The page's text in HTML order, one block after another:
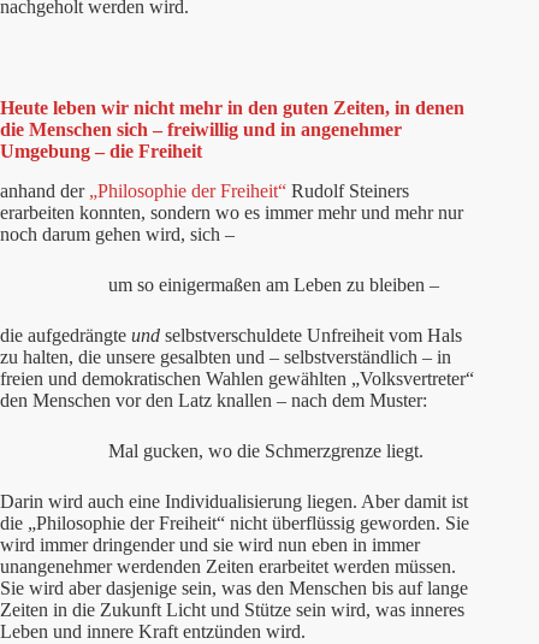
nachgeholt werden wird.
Heute leben wir nicht mehr in den guten Zeiten, in denen
die Menschen sich – freiwillig und in angenehmer
Umgebung – die Freiheit
anhand der „Philosophie der Freiheit“ Rudolf Steiners
erarbeiten konnten, sondern wo es immer mehr und mehr nur
noch darum gehen wird, sich –
um so einigermaßen am Leben zu bleiben –
die aufgedrängte und selbstverschuldete Unfreiheit vom Hals
zu halten, die unsere gesalbten und – selbstverständlich – in
freien und demokratischen Wahlen gewählten „Volksvertreter“
den Menschen vor den Latz knallen – nach dem Muster:
Mal gucken, wo die Schmerzgrenze liegt.
Darin wird auch eine Individualisierung liegen. Aber damit ist
die „Philosophie der Freiheit“ nicht überflüssig geworden. Sie
wird immer dringender und sie wird nun eben in immer
unangenehmer werdenden Zeiten erarbeitet werden müssen.
Sie wird aber dasjenige sein, was den Menschen bis auf lange
Zeiten in die Zukunft Licht und Stütze sein wird, was inneres
Leben und innere Kraft entzünden wird.